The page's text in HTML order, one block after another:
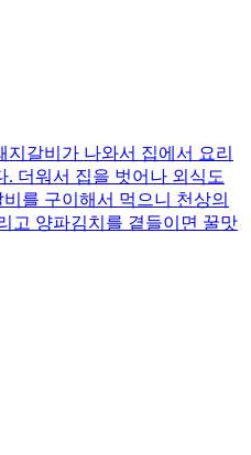
갈비가 나와서 집에서 요리
더워서 집을 벗어나 외식도
를 구이해서 먹으니 천상의
고 양파김치를 곁들이면 꿀맛